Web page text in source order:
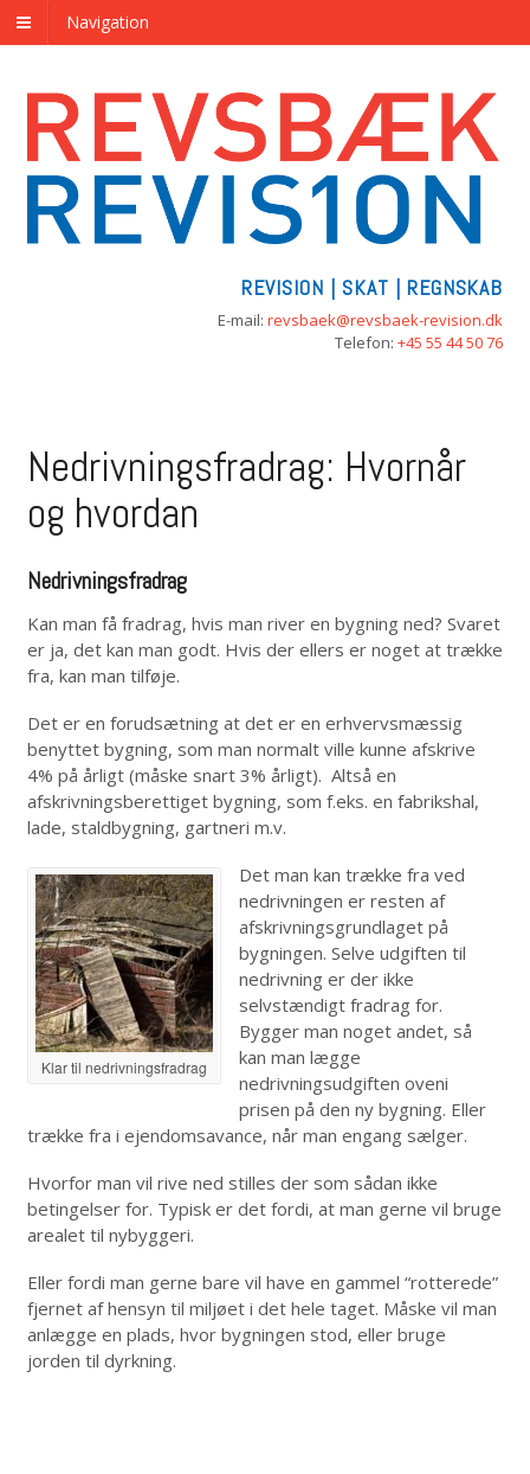
Navigation
REVISION | SKAT | REGNSKAB
E-mail:revsbaek@revsbaek-revision.dk
Telefon:+45 55 44 50 76
Nedrivningsfradrag: Hvornår
og hvordan
Nedrivningsfradrag
Kan man få fradrag, hvis man river en bygning ned? Svaret
er ja, det kan man godt. Hvis der ellers er noget at trække
fra, kan man tilføje.
Det er en forudsætning at det er en erhvervsmæssig
benyttet bygning, som man normalt ville kunne afskrive
4% på årligt (måske snart 3% årligt). Altså en
afskrivningsberettiget bygning, som f.eks. en fabrikshal,
lade, staldbygning, gartneri m.v.
Klar til nedrivningsfradrag
Det man kan trække fra ved
nedrivningen er resten af
afskrivningsgrundlaget på
bygningen. Selve udgiften til
nedrivning er der ikke
selvstændigt fradrag for.
Bygger man noget andet, så
kan man lægge
nedrivningsudgiften oveni
prisen på den ny bygning. Eller
trække fra i ejendomsavance, når man engang sælger.
Hvorfor man vil rive ned stilles der som sådan ikke
betingelser for. Typisk er det fordi, at man gerne vil bruge
arealet til nybyggeri.
Eller fordi man gerne bare vil have en gammel “rotterede”
fjernet af hensyn til miljøet i det hele taget. Måske vil man
anlægge en plads, hvor bygningen stod, eller bruge
jorden til dyrkning.